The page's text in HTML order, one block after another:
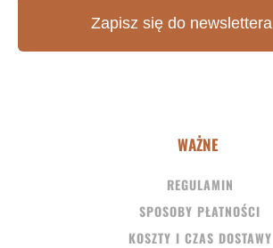
Zapisz się do newslettera
WAŻNE
REGULAMIN
SPOSOBY PŁATNOŚCI
KOSZTY I CZAS DOSTAWY